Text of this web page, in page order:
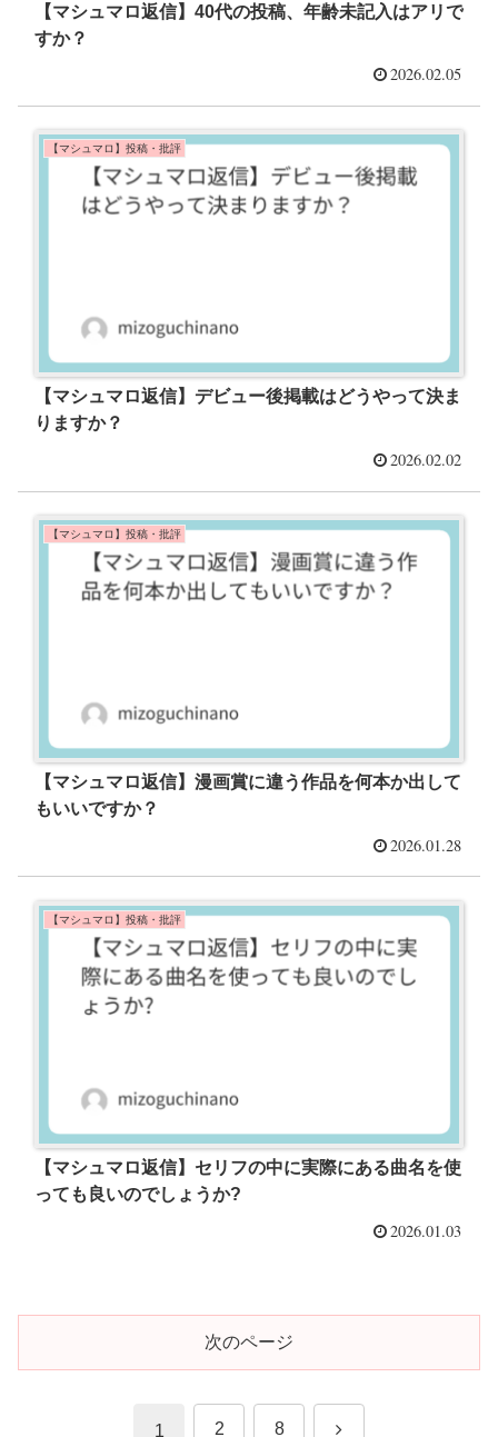
【マシュマロ返信】40代の投稿、年齢未記入はアリで
すか？
2026.02.05
【マシュマロ】投稿・批評
【マシュマロ返信】デビュー後掲載はどうやって決ま
りますか？
2026.02.02
【マシュマロ】投稿・批評
【マシュマロ返信】漫画賞に違う作品を何本か出して
もいいですか？
2026.01.28
【マシュマロ】投稿・批評
【マシュマロ返信】セリフの中に実際にある曲名を使
っても良いのでしょうか?
2026.01.03
次のページ
1 2 8 次